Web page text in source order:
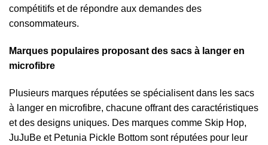
compétitifs et de répondre aux demandes des
consommateurs.
Marques populaires proposant des sacs à langer en
microfibre
Plusieurs marques réputées se spécialisent dans les sacs
à langer en microfibre, chacune offrant des caractéristiques
et des designs uniques. Des marques comme Skip Hop,
JuJuBe et Petunia Pickle Bottom sont réputées pour leur